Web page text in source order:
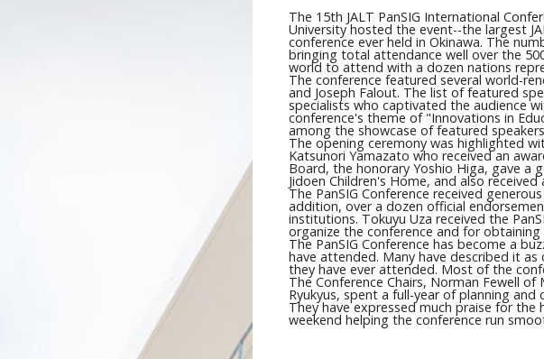
The 15th JALT PanSIG International
University hosted the event--the largest
conference ever held in Okinawa. The
bringing total attendance well over the
world to attend with a dozen nations
The conference featured several world-
and Joseph Falout. The list of featured
specialists who captivated the audience
conference's theme of "Innovations in
among the showcase of featured
The opening ceremony was highlighted
Katsunori Yamazato who received an
Board, the honorary Yoshio Higa, gave a
Jidoen Children's Home, and also
The PanSIG Conference received
addition, over a dozen official
institutions. Tokuyu Uza received the
organize the conference and for
The PanSIG Conference has become a
have attended. Many have described it
they have ever attended. Most of the
The Conference Chairs, Norman Fewell
Ryukyus, spent a full-year of planning
They have expressed much praise for
weekend helping the conference run